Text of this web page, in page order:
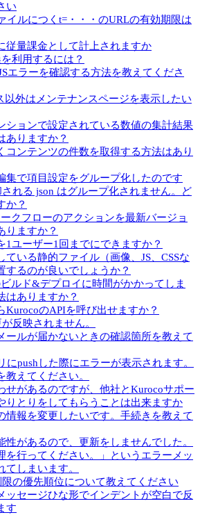
い
イルにつくt=・・・のURLの有効期限は
従量課金として計上されますか
利用するには？
エラーを確認する方法を教えてくださ
以外はメンテナンスページを表示したい
ションで設定されている数値の集計結果
ありますか？
コンテンツの件数を取得する方法はあり
集で項目設定をグループ化したのです
れる json はグループ化されません。ど
か？
クフローのアクションを最新バージョ
りますか？
1ユーザー1回までにできますか？
ている静的ファイル（画像、JS、CSSな
するのが良いでしょうか？
ルド&デプロイに時間がかかってしま
はありますか？
KurocoのAPIを呼び出せますか？
反映されません。
ールが届かないときの確認箇所を教えて
にpushした際にエラーが表示されます。
教えてください。
せがあるのですが、他社とKurocoサポー
りとりをしてもらうことは出来ますか
情報を変更したいです。手続きを教えて
性があるので、更新をしませんでした。
を行ってください。」というエラーメッ
てしまいます。
の優先順位について教えてください
ッセージひな形でインデントが空白で反
す